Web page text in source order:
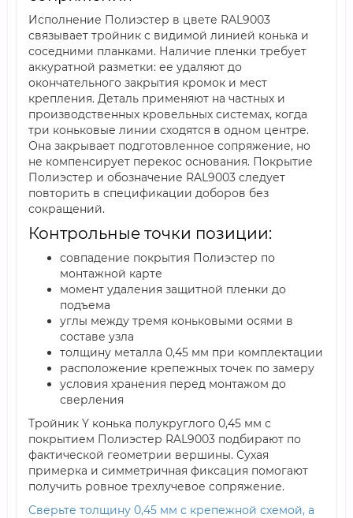
Исполнение Полиэстер в цвете RAL9003
связывает тройник с видимой линией конька и
соседними планками. Наличие пленки требует
аккуратной разметки: ее удаляют до
окончательного закрытия кромок и мест
крепления. Деталь применяют на частных и
производственных кровельных системах, когда
три коньковые линии сходятся в одном центре.
Она закрывает подготовленное сопряжение, но
не компенсирует перекос основания. Покрытие
Полиэстер и обозначение RAL9003 следует
повторить в спецификации доборов без
сокращений.
Контрольные точки позиции:
совпадение покрытия Полиэстер по
монтажной карте
момент удаления защитной пленки до
подъема
углы между тремя коньковыми осями в
составе узла
толщину металла 0,45 мм при комплектации
расположение крепежных точек по замеру
условия хранения перед монтажом до
сверления
Тройник Y конька полукруглого 0,45 мм с
покрытием Полиэстер RAL9003 подбирают по
фактической геометрии вершины. Сухая
примерка и симметричная фиксация помогают
получить ровное трехлучевое сопряжение.
Сверьте толщину 0,45 мм с крепежной схемой, а